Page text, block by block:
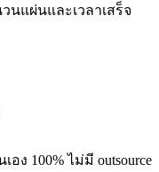
นแผ่นและเวลาเสร็จ
ง 100% ไม่มี outsource